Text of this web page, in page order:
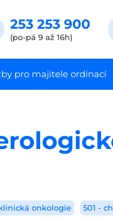
253 253 900
(po-pá 9 až 16h)
pro majitele ordinací
onkologie 501 -